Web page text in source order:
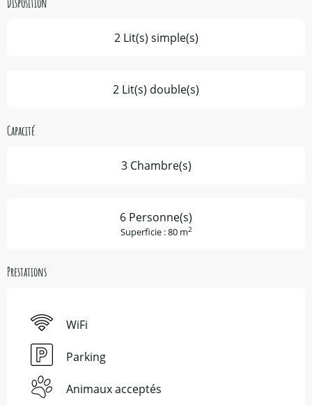
2 Lit(s) simple(s)
2 Lit(s) double(s)
Capacité
3 Chambre(s)
6 Personne(s)
Superficie : 80 m2
Prestations
WiFi
Parking
Animaux acceptés